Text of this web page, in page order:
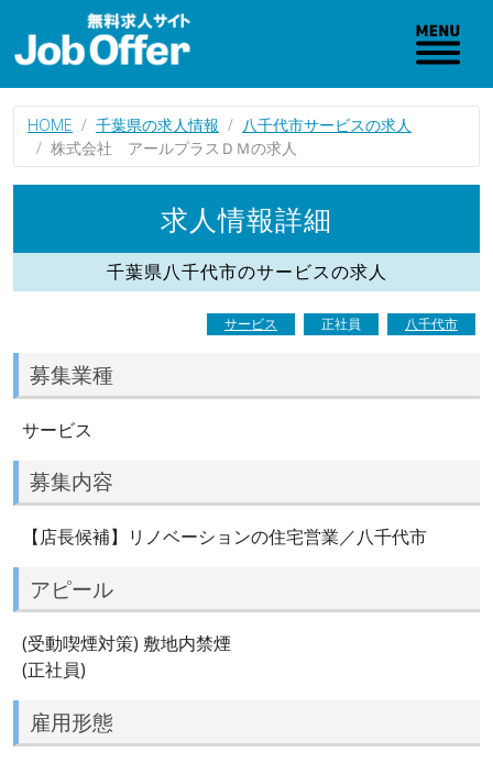
HOME 千葉県の求人情報
八千代市サービスの求人
株式会社 アールプラスＤＭの求人
求人情報詳細
千葉県八千代市のサービスの求人
サービス 正社員 八千代市
募集業種
サービス
募集内容
【店長候補】リノベーションの住宅営業／八千代市
アピール
(受動喫煙対策) 敷地内禁煙
(正社員)
雇用形態